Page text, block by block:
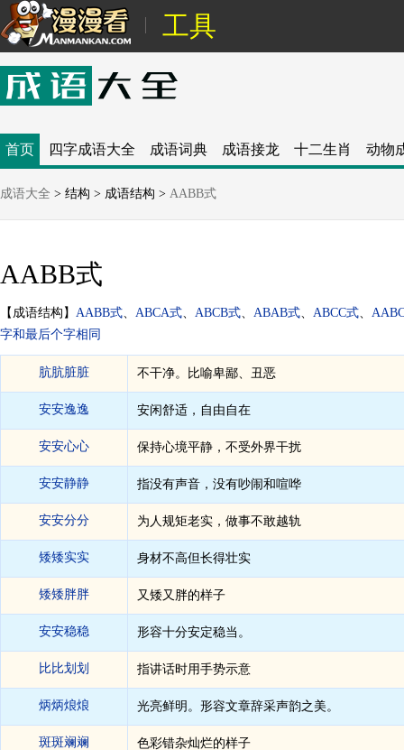
工具
首页 四字成语大全 成语词典 成语接龙 十二生肖 动物
成语大全 > 结构 > 成语结构 > AABB式
AABB式
【成语结构】 AABB式、 ABCA式、 ABCB式、 ABAB式、 ABCC式、
字和最后个字相同
肮肮脏脏 不干净。比喻卑鄙、丑恶
安安逸逸 安闲舒适，自由自在
安安心心 保持心境平静，不受外界干扰
安安静静 指没有声音，没有吵闹和喧哗
安安分分 为人规矩老实，做事不敢越轨
矮矮实实 身材不高但长得壮实
矮矮胖胖 又矮又胖的样子
安安稳稳 形容十分安定稳当。
比比划划 指讲话时用手势示意
炳炳烺烺 光亮鲜明。形容文章辞采声韵之美。
斑斑斓斓 色彩错杂灿烂的样子